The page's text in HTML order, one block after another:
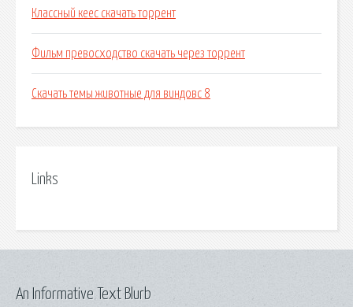
Классный кеес скачать торрент
Фильм превосходство скачать через торрент
Скачать темы животные для виндовс 8
Links
An Informative Text Blurb